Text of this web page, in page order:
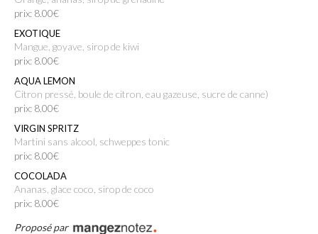
prix: 8.00€
EXOTIQUE
Mangue, goyave, sirop de kiwi
prix: 8.00€
AQUA LEMON
Citron pressé, boule de citron, eau gazeuse, sucre de canne)
prix: 8.00€
VIRGIN SPRITZ
Martini sans alcool, schweppes tonic
prix: 8.00€
COCOLADA
Ananas, glace coco, sirop de coco
prix: 8.00€
Proposé par